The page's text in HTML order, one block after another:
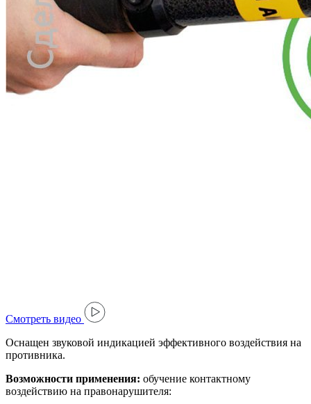
Cмотреть видео
Оснащен звуковой индикацией эффективного воздействия на
противника.
Возможности применения: обучение контактному
воздействию на правонарушителя: